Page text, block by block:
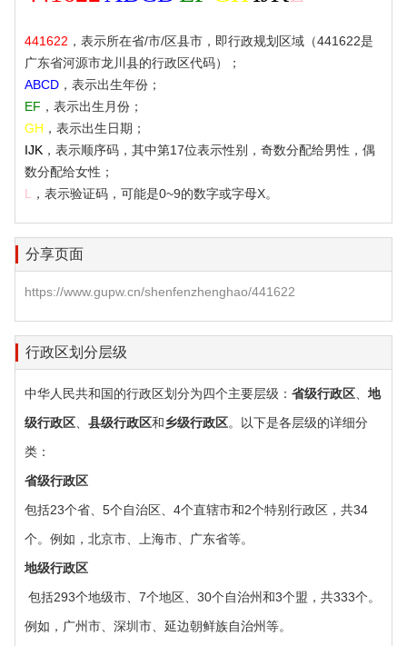
441622 ，表示所在省/市/区县市，即行政规划区域（441622是
广东省河源市龙川县的行政区代码）；
ABCD ，表示出生年份；
EF ，表示出生月份；
GH ，表示出生日期；
IJK ，表示顺序码，其中第17位表示性别，奇数分配给男性，偶
数分配给女性；
L
，表示验证码，可能是0~9的数字或字母X。
分享页面
https://www.gupw.cn/shenfenzhenghao/441622
行政区划分层级
中华人民共和国的行政区划分为四个主要层级：‌ 省级行政区
地
级行政区
县级行政区‌和‌乡级行政区‌。以下是各层级的详细分
类：‌
‌省级行政区
包括23个省、5个自治区、4个直辖市和2个特别行政区，共34
个。例如，北京市、上海市、广东省等。
‌地级行政区
‌ 包括293个地级市、7个地区、30个自治州和3个盟，共333个。
例如，广州市、深圳市、延边朝鲜族自治州等。